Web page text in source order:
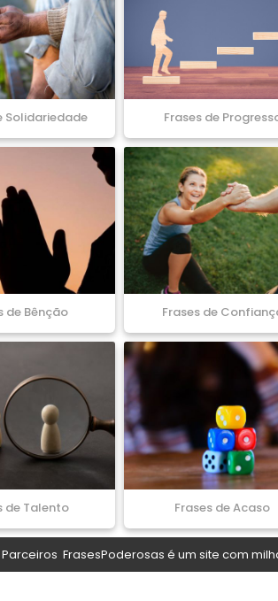
Solidariedade Frases de
de Bênção Frases de
de Talento Frases de Acaso
Parceiros FrasesPoderosas é um site com